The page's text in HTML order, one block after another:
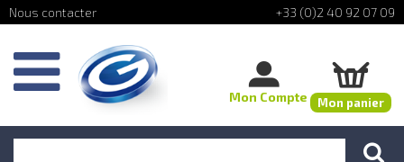
+33 (0)2 40 92 07 09
Mon Compte Mon panier